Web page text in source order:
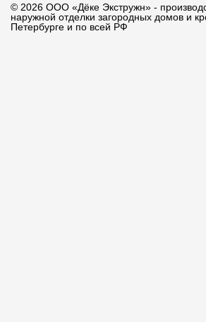
© 2026 ООО «Дёке Экстружн» -
наружной отделки загородных домов и
Петербурге и по всей РФ